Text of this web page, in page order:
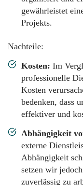
gewährleistet
Projekts.
Nachteile:
Kosten: Im
professionelle
Kosten
bedenken, dass
effektiver und
Abhängigkeit
externe
Abhängigkeit
setzen wir
zuverlässig zu